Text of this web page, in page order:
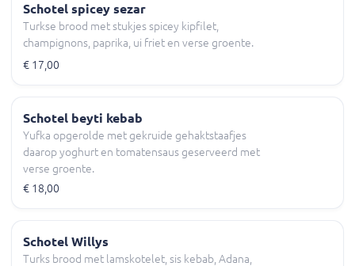
Schotel spicey sezar
Turkse brood met stukjes spicey kipfilet,
champignons, paprika, ui friet en verse groente.
€ 17,00
Schotel beyti kebab
Yufka opgerolde met gekruide gehaktstaafjes
daarop yoghurt en tomatensaus geserveerd met
verse groente.
€ 18,00
Schotel Willys
Turks brood met lamskotelet, sis kebab, Adana,